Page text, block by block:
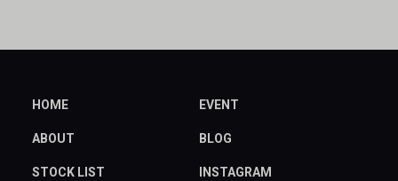
HOME
ABOUT
STOCK LIST
EVENT
BLOG
INSTAGRAM